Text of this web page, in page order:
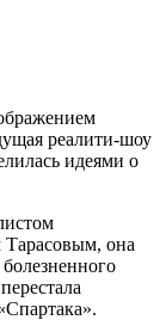
реалити-шоу
идеями о
она